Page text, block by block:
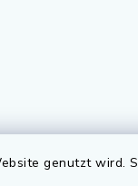
genutzt wird.
Quicklinks